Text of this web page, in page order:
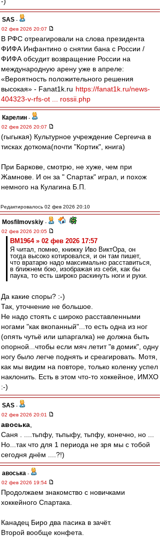
SAS -
02 фев 2026 20:07
В РФС отреагировали на слова президента
ФИФА Инфантино о снятии бана с России /
ФИФА обсудит возвращение России на
международную арену уже в апреле:
«Вероятность положительного решения
высокая» - Fanat1k.ru https://fanat1k.ru/news-
404323-v-rfs-ot ... rossii.php
Карелин -
02 фев 2026 20:07
(гыгыкая) Культурное учреждение Сергеича в
тисках доткома(почти "Кортик", книга)
При Баркове, смотрю, не хуже, чем при
Жамнове. И он за " Спартак" играл, и похож
немного на Кулагина Б.П.
Редактировалось 02 фев 2026 20:10
Mosfilmovskiy -
02 фев 2026 20:05
BM1964 » 02 фев 2026 17:57
Я читал, помню, книжку Иво ВиктОра, он
тогда высоко котировался, и он там пишет,
что вратарю надо максимально расставиться,
в ближнем бою, изображая из себя, как бы
паука, то есть широко раскинуть ноги и руки.
Да какие споры? :-)
Так, уточнение не большое.
Не надо стоять с широко расставленными
ногами "как вкопанный"...то есть одна из ног
(опять чутьё или шпаргалка) не должна быть
опорной...чтобы если мяч летит "в домик", одну
ногу было легче поднять и среагировать. Мотя,
как мы видим на повторе, только коленку успел
наклонить. Есть в этом что-то хоккейное, ИМХО
:-)
SAS -
02 фев 2026 20:01
авоська
Саня . ....тьпфу, тьпыфу, тьпфу, конечно, но ...
Но...так что для 1 периода не зря мы с тобой
сегодня днём ....?!)
авоська -
02 фев 2026 19:54
Продолжаем знакомство с новичками
хоккейного Спартака.
Канадец Биро два пасика в зачёт.
Второй вообще конфета.